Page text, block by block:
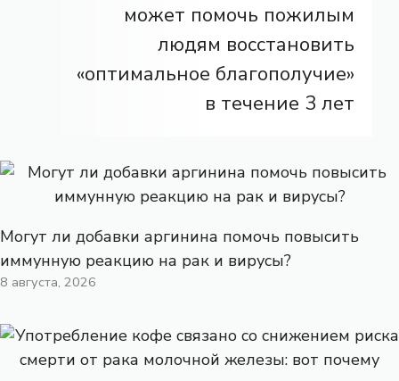
может помочь пожилым
людям восстановить
«оптимальное благополучие»
в течение 3 лет
Могут ли добавки аргинина помочь повысить
иммунную реакцию на рак и вирусы?
8 августа, 2026